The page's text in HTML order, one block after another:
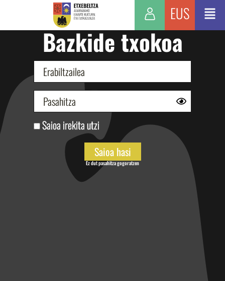
EUS
Bazkide txokoa
Saioa irekita utzi
Ez dut pasahitza gogoratzen